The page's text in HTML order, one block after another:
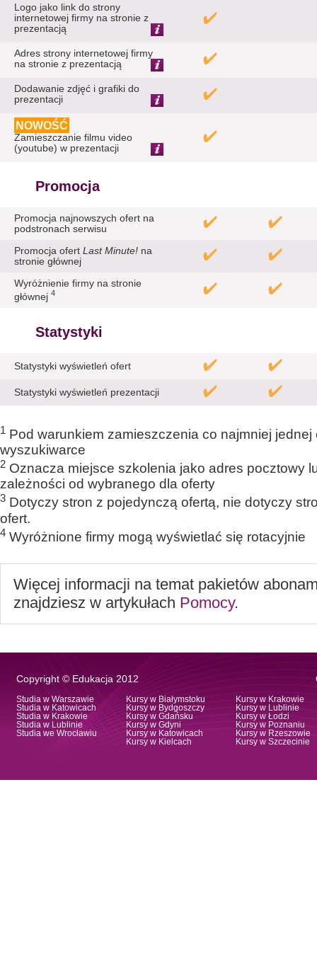
Logo jako link do strony
internetowej firmy na stronie z
prezentacją
Adres strony internetowej firmy
na stronie z prezentacją
Dodawanie zdjęć i grafiki do
prezentacji
NOWOŚĆ
Zamieszczanie filmu video
(youtube) w prezentacji
Promocja
Promocja najnowszych ofert na
podstronach serwisu
Promocja ofert Last Minute! na
stronie głównej
Wyróżnienie firmy na stronie
głównej 4
Statystyki
Statystyki wyświetleń ofert
Statystyki wyświetleń prezentacji
1 Pod warunkiem zamieszczenia co najmniej jednej
wyszukiwarce
2 Oznacza miejsce szkolenia jako adres pocztowy
zależności od wybranego dla oferty
3 Dotyczy stron z pojedynczą ofertą, nie dotyczy
ofert.
4 Wyróżnione firmy mogą wyświetlać się rotacyjnie
Więcej informacji na temat pakietów
znajdziesz w artykułach Pomocy.
Copyright © Edukacja 2012
Studia w Warszawie
Studia w Katowicach
Studia w Krakowie
Studia w Lublinie
Studia we Wrocławiu
Kursy w Białymstoku
Kursy w Bydgoszczy
Kursy w Gdańsku
Kursy w Gdyni
Kursy w Katowicach
Kursy w Kielcach
Kursy w Krakowie
Kursy w Lublinie
Kursy w Łodzi
Kursy w Poznaniu
Kursy w Rzeszowie
Kursy w Szczecinie